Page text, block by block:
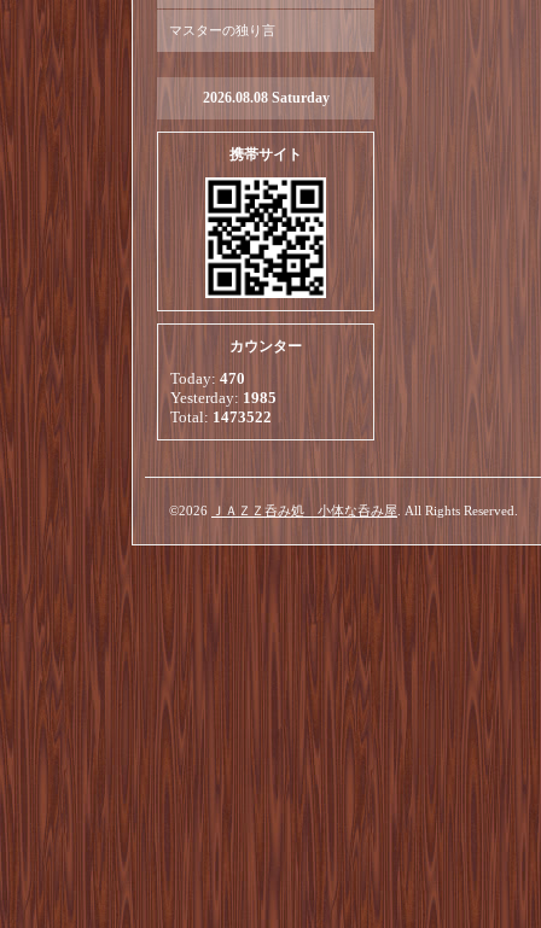
マスターの独り言
2026.08.08 Saturday
携帯サイト
カウンター
Today: 470
Yesterday: 1985
Total: 1473522
©2026 ＪＡＺＺ呑み処 小体な呑み屋 . All Rights Reserved.